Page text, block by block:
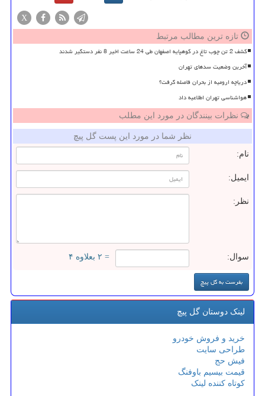
X
تازه ترین مطالب مرتبط
کشف 2 تن چوب تاغ در کوهپایه اصفهان طی 24 ساعت اخیر 8 نفر دستگیر شدند
آخرین وضعیت سدهای تهران
دریاچه ارومیه از بحران فاصله گرفت؟
هواشناسی تهران اطلاعیه داد
نظرات بینندگان در مورد این مطلب
نظر شما در مورد این پست گل پیچ
نام:
ایمیل:
نظر:
سوال: = ۲ بعلاوه ۴
لینک دوستان گل پیچ
خرید و فروش خودرو
طراحی سایت
فیش حج
قیمت بیسیم باوفنگ
کوتاه کننده لینک